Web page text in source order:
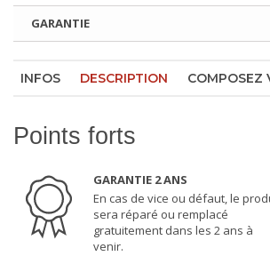
GARANTIE
INFOS DESCRIPTION COMPOSEZ
Points forts
GARANTIE 2 ANS
En cas de vice ou défaut, le
sera réparé ou remplacé
gratuitement dans les 2 ans à
venir.